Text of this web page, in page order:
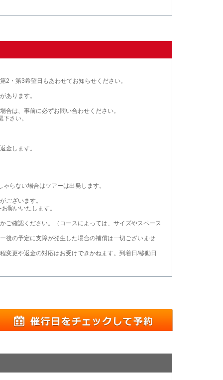
・第3希望日もあわせてお知らせください。
あります。
は、事前に必ずお問い合わせください。
さい。
金します。
らない場合はツアーは出発します。
ございます。
願いいたします。
ご確認ください。（コースによっては、サイズやスペース
後の予定に支障が発生した場合の補償は一切ございませ
変更や返金の対応はお受けできかねます。到着日/移動日